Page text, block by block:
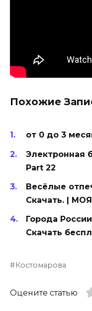
Похожие
от 0 до 3
Электронная
Part 22
Весёлые
Скачать. |
Города
Скачать
Костомарова
Оцените статью